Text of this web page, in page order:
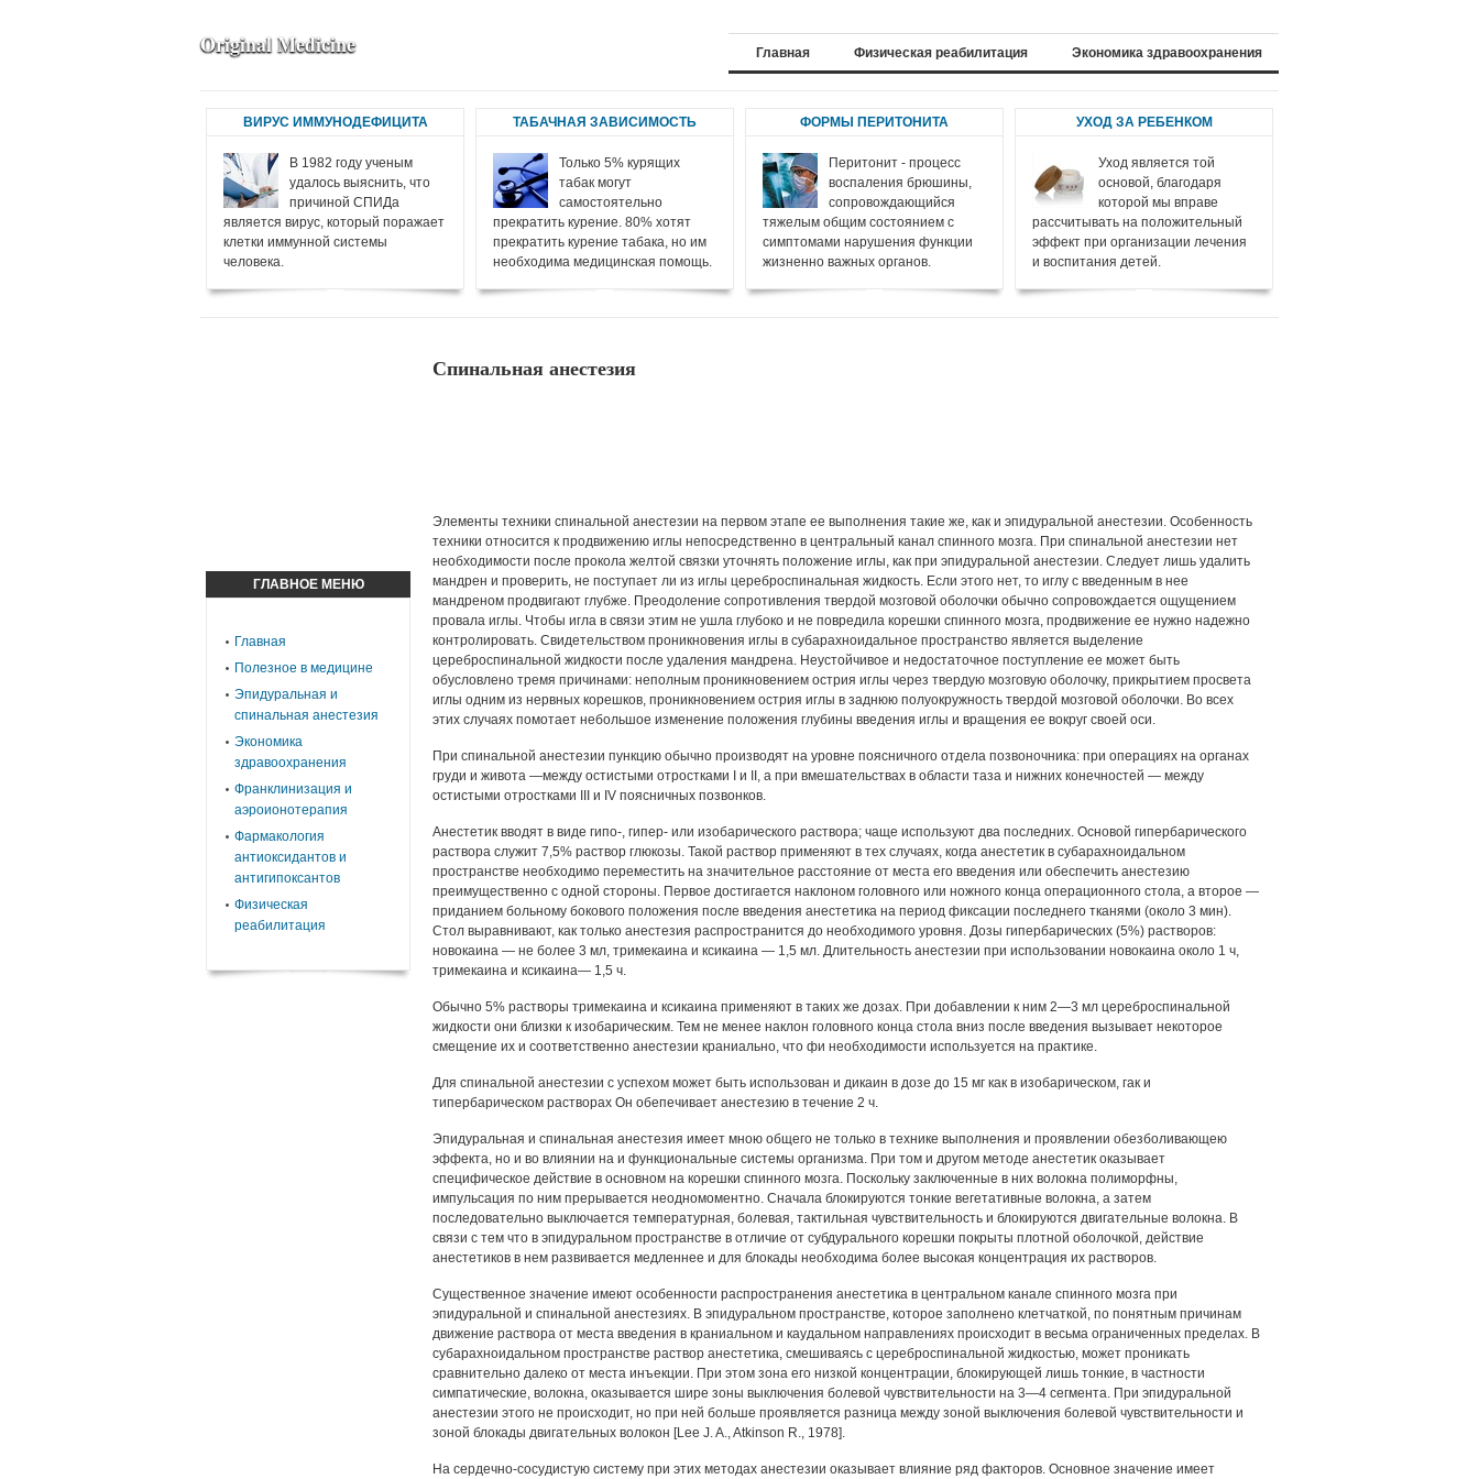
Original Medicine Главная Физическая реабилитация Экономика здравоохранения
ВИРУС ИММУНОДЕФИЦИТА
В 1982 году ученым
удалось выяснить, что
причиной СПИДа
является вирус, который поражает
клетки иммунной системы
человека.
ТАБАЧНАЯ ЗАВИСИМОСТЬ
Только 5% курящих
табак могут
самостоятельно
прекратить курение. 80% хотят
прекратить курение табака, но им
необходима медицинская помощь.
ФОРМЫ ПЕРИТОНИТА
Перитонит - процесс
воспаления брюшины,
сопровождающийся
тяжелым общим состоянием с
симптомами нарушения функции
жизненно важных органов.
УХОД ЗА РЕБЕНКОМ
Уход является той
основой, благодаря
которой мы вправе
рассчитывать на положительный
эффект при организации лечения
и воспитания детей.
Спинальная анестезия
Элементы техники спинальной анестезии на первом этапе ее выполнения такие же, как и эпидуральной анестезии. Особенность
техники относится к продвижению иглы непосредственно в центральный канал спинного мозга. При спинальной анестезии нет
необходимости после прокола желтой связки уточнять положение иглы, как при эпидуральной анестезии. Следует лишь удалить
мандрен и проверить, не поступает ли из иглы цереброспинальная жидкость. Если этого нет, то иглу с введенным в нее
мандреном продвигают глубже. Преодоление сопротивления твердой мозговой оболочки обычно сопровождается ощущением
провала иглы. Чтобы игла в связи этим не ушла глубоко и не повредила корешки спинного мозга, продвижение ее нужно надежно
контролировать. Свидетельством проникновения иглы в субарахноидальное пространство является выделение
цереброспинальной жидкости после удаления мандрена. Неустойчивое и недостаточное поступление ее может быть
обусловлено тремя причинами: неполным проникновением острия иглы через твердую мозговую оболочку, прикрытием просвета
иглы одним из нервных корешков, проникновением острия иглы в заднюю полуокружность твердой мозговой оболочки. Во всех
этих случаях помотает небольшое изменение положения глубины введения иглы и вращения ее вокруг своей оси.
При спинальной анестезии пункцию обычно производят на уровне поясничного отдела позвоночника: при операциях на органах
груди и живота —между остистыми отростками I и II, а при вмешательствах в области таза и нижних конечностей — между
остистыми отростками III и IV поясничных позвонков.
Анестетик вводят в виде гипо-, гипер- или изобарического раствора; чаще используют два последних. Основой гипербарического
раствора служит 7,5% раствор глюкозы. Такой раствор применяют в тех случаях, когда анестетик в субарахноидальном
пространстве необходимо переместить на значительное расстояние от места его введения или обеспечить анестезию
преимущественно с одной стороны. Первое достигается наклоном головного или ножного конца операционного стола, а второе —
приданием больному бокового положения после введения анестетика на период фиксации последнего тканями (около 3 мин).
Стол выравнивают, как только анестезия распространится до необходимого уровня. Дозы гипербарических (5%) растворов:
новокаина — не более 3 мл, тримекаина и ксикаина — 1,5 мл. Длительность анестезии при использовании новокаина около 1 ч,
тримекаина и ксикаина— 1,5 ч.
Обычно 5% растворы тримекаина и ксикаина применяют в таких же дозах. При добавлении к ним 2—3 мл цереброспинальной
жидкости они близки к изобарическим. Тем не менее наклон головного конца стола вниз после введения вызывает некоторое
смещение их и соответственно анестезии краниально, что фи необходимости используется на практике.
Для спинальной анестезии с успехом может быть использован и дикаин в дозе до 15 мг как в изобарическом, гак и
типербарическом растворах Он обепечивает анестезию в течение 2 ч.
Эпидуральная и спинальная анестезия имеет мною общего не только в технике выполнения и проявлении обезболивающею
эффекта, но и во влиянии на и функциональные системы организма. При том и другом методе анестетик оказывает
специфическое действие в основном на корешки спинного мозга. Поскольку заключенные в них волокна полиморфны,
импульсация по ним прерывается неодномоментно. Сначала блокируются тонкие вегетативные волокна, а затем
последовательно выключается температурная, болевая, тактильная чувствительность и блокируются двигательные волокна. В
связи с тем что в эпидуральном пространстве в отличие от субдурального корешки покрыты плотной оболочкой, действие
анестетиков в нем развивается медленнее и для блокады необходима более высокая концентрация их растворов.
Существенное значение имеют особенности распространения анестетика в центральном канале спинного мозга при
эпидуральной и спинальной анестезиях. В эпидуральном пространстве, которое заполнено клетчаткой, по понятным причинам
движение раствора от места введения в краниальном и каудальном направлениях происходит в весьма ограниченных пределах. В
субарахноидальном пространстве раствор анестетика, смешиваясь с цереброспинальной жидкостью, может проникать
сравнительно далеко от места инъекции. При этом зона его низкой концентрации, блокирующей лишь тонкие, в частности
симпатические, волокна, оказывается шире зоны выключения болевой чувствительности на 3—4 сегмента. При эпидуральной
анестезии этого не происходит, но при ней больше проявляется разница между зоной выключения болевой чувствительности и
зоной блокады двигательных волокон [Lee J. A., Atkinson R., 1978].
На сердечно-сосудистую систему при этих методах анестезии оказывает влияние ряд факторов. Основное значение имеет
ГЛАВНОЕ МЕНЮ
Главная
Полезное в медицине
Эпидуральная и
спинальная анестезия
Экономика
здравоохранения
Франклинизация и
аэроионотерапия
Фармакология
антиоксидантов и
антигипоксантов
Физическая
реабилитация